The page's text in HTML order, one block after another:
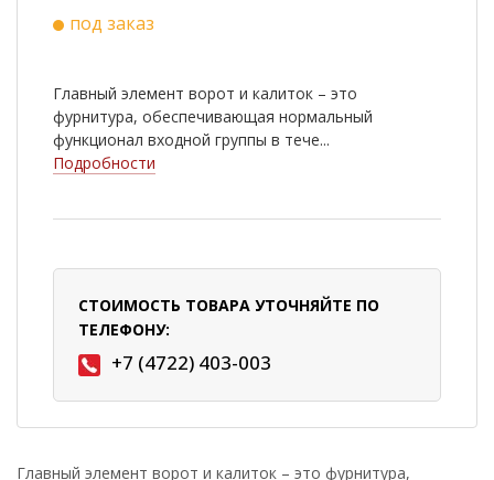
под заказ
Главный элемент ворот и калиток – это
фурнитура, обеспечивающая нормальный
функционал входной группы в тече...
Подробности
СТОИМОСТЬ ТОВАРА УТОЧНЯЙТЕ ПО
ТЕЛЕФОНУ:
+7 (4722) 403-003
Главный элемент ворот и калиток – это фурнитура,